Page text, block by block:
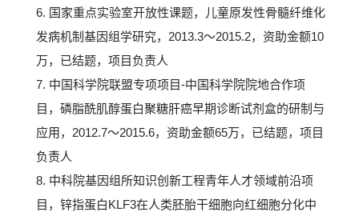
6. 国家重点实验室开放性课题，儿童原发性骨髓纤维化
发病机制基因组学研究，2013.3～2015.2，资助金额10
万，已结题，项目负责人
7. 中国科学院联盟专项项目-中国科学院院地合作项
目，磷脂酰肌醇蛋白聚糖肝癌早期诊断试剂盒的研制与
应用，2012.7～2015.6，资助金额65万，已结题，项目
负责人
8. 中科院基因组所知识创新工程青年人才领域前沿项
目，锌指蛋白KLF3在人类胚胎干细胞向红细胞分化中